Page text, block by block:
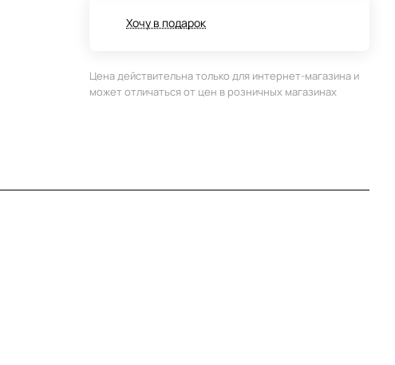
Хочу в подарок
Цена действительна только для интернет-магазина и
может отличаться от цен в розничных магазинах